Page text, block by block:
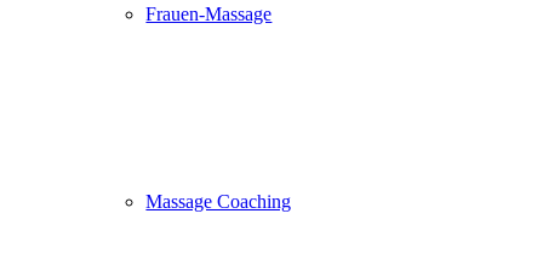
Frauen-Massage
Massage Coaching